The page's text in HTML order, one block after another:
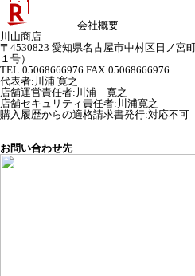
会社概要
川山商店
〒4530823 愛知県名古屋市中村区日ノ宮
１号）
TEL:05068666976 FAX:05068666976
代表者: 川浦 寛之
店舗運営責任者: 川浦 寛之
店舗セキュリティ責任者: 川浦寛之
購入履歴からの適格請求書発行:対応不可
お問い合わせ先